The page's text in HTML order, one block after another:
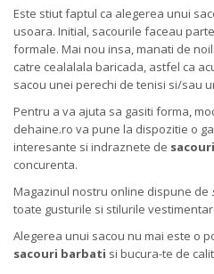
Este stiut faptul ca alegerea unui
usoara. Initial, sacourile faceau
formale. Mai nou insa, manati de
catre cealalala baricada, astfel ca
sacou unei perechi de tenisi si/sau
Pentru a va ajuta sa gasiti forma,
dehaine.ro va pune la dispozitie o
interesante si indraznete de
concurenta.
Magazinul nostru online dispune de
toate gusturile si stilurile
Alegerea unui sacou nu mai este o
sacouri barbati si bucura-te de